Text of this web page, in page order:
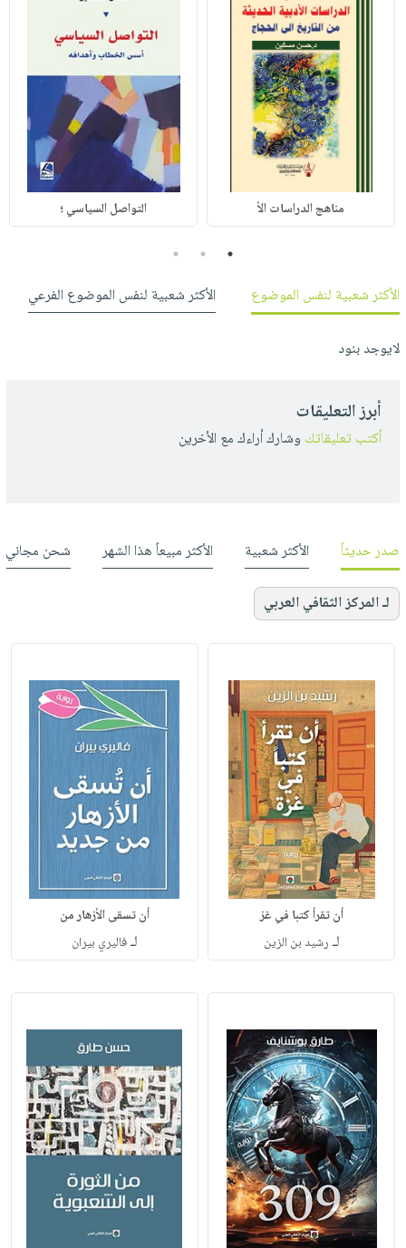
مناهج الدراسات الأ التواصل السياسي ؛
1
2
3
الأكثر شعبية لنفس الموضوع
الأكثر شعبية لنفس الموضوع الفرعي
لايوجد بنود
أبرز التعليقات
أكتب تعليقاتك وشارك أراءك مع الأخرين
صدر حديثاً الأكثر شعبية الأكثر مبيعاً هذا الشهر شحن مجاني
لـ المركز الثقافي العربي
أن تقرأ كتبا في غز
لـ رشيد بن الزين
أن تسقى الأزهار من
لـفاليري بيران